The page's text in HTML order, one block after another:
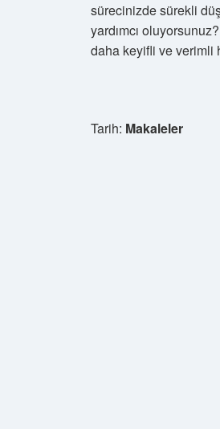
sürecinizde sürekli
yardımcı
daha keyifli ve verimli
Tarih: Makaleler